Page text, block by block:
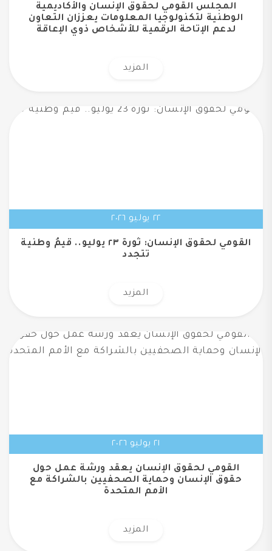
المجلس القومي لحقوق الإنسان والأكاديمية
الوطنية لتكنولوجيا المعلومات يعززان التعاون
لدعم الإتاحة الرقمية للأشخاص ذوي الإعاقة
المزيد
٢٢ يوليو ٢٠٢٦
القومي لحقوق الإنسان: ثورة ٢٣ يوليو.. قيمُ وطنية
تتجدد
المزيد
٢١ يوليو ٢٠٢٦
القومي لحقوق الإنسان يعقد ورشة عمل حول
حقوق الإنسان وحماية الصحفيين بالشراكة مع
الأمم المتحدة
المزيد